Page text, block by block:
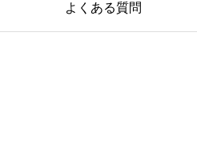
よくある質問